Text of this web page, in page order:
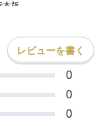
本版
レビューを書く
0
0
0